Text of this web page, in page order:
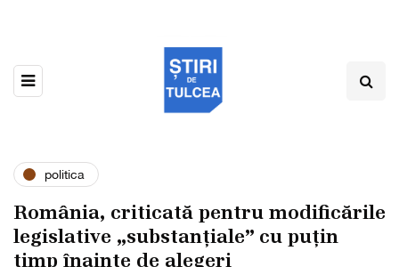
politica
România, criticată pentru modificările
legislative „substanțiale” cu puțin
timp înainte de alegeri